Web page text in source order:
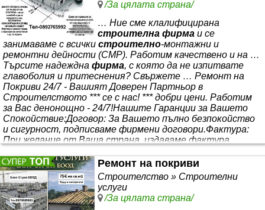
/За цялата страна/
… Ние сме клалифицирана
строителна фирма и се
занимаваме с всички строително-монтажни и
ремонтни дейности (СМР). Работим качествено и на …
Търсите надеждна фирма, с която да не изпитвате
главоболия и притеснения? Свържете … Ремонт на
Покриви 24/7 - Вашият Доверен Партньор в
Строителството ​ *** се с нас! ​ *** добри цени. Работим
за Вас денонощно - 24/7! ​Нашите Гаранции за Вашето
Спокойствие: ​Договор: За Вашето пълно безпокойство
и сигурност, подписваме фирмени договори. ​Фактура:
При желание от Ваша страна, издаваме фактура. ​
получавате писменна гаранцияРемонт на покриви
Строителство » Строителни
услуги
/За цялата страна/